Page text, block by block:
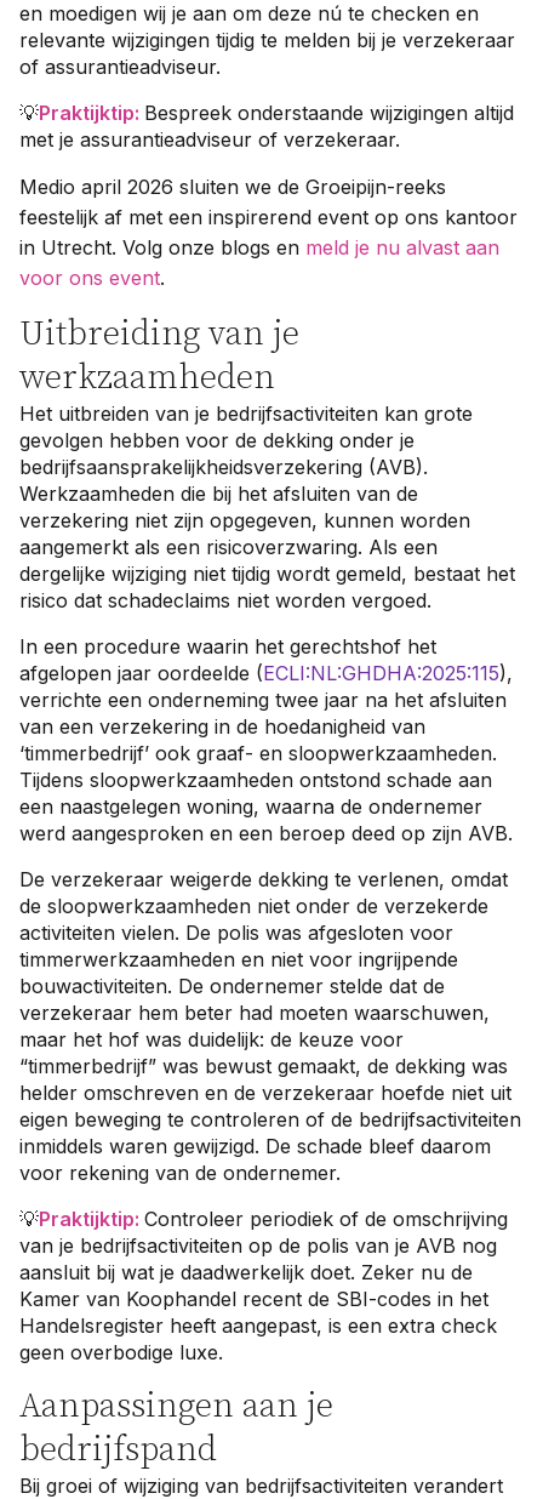
en moedigen wij je aan om deze nú te checken en
relevante wijzigingen tijdig te melden bij je verzekeraar
of assurantieadviseur.
💡Praktijktip: Bespreek onderstaande wijzigingen altijd
met je assurantieadviseur of verzekeraar.
Medio april 2026 sluiten we de Groeipijn-reeks
feestelijk af met een inspirerend event op ons kantoor
in Utrecht. Volg onze blogs en meld je nu alvast aan
voor ons event.
Uitbreiding van je
werkzaamheden
Het uitbreiden van je bedrijfsactiviteiten kan grote
gevolgen hebben voor de dekking onder je
bedrijfsaansprakelijkheidsverzekering (AVB).
Werkzaamheden die bij het afsluiten van de
verzekering niet zijn opgegeven, kunnen worden
aangemerkt als een risicoverzwaring. Als een
dergelijke wijziging niet tijdig wordt gemeld, bestaat het
risico dat schadeclaims niet worden vergoed.
In een procedure waarin het gerechtshof het
afgelopen jaar oordeelde (ECLI:NL:GHDHA:2025:115),
verrichte een onderneming twee jaar na het afsluiten
van een verzekering in de hoedanigheid van
‘timmerbedrijf’ ook graaf- en sloopwerkzaamheden.
Tijdens sloopwerkzaamheden ontstond schade aan
een naastgelegen woning, waarna de ondernemer
werd aangesproken en een beroep deed op zijn AVB.
De verzekeraar weigerde dekking te verlenen, omdat
de sloopwerkzaamheden niet onder de verzekerde
activiteiten vielen. De polis was afgesloten voor
timmerwerkzaamheden en niet voor ingrijpende
bouwactiviteiten. De ondernemer stelde dat de
verzekeraar hem beter had moeten waarschuwen,
maar het hof was duidelijk: de keuze voor
“timmerbedrijf” was bewust gemaakt, de dekking was
helder omschreven en de verzekeraar hoefde niet uit
eigen beweging te controleren of de bedrijfsactiviteiten
inmiddels waren gewijzigd. De schade bleef daarom
voor rekening van de ondernemer.
💡Praktijktip: Controleer periodiek of de omschrijving
van je bedrijfsactiviteiten op de polis van je AVB nog
aansluit bij wat je daadwerkelijk doet. Zeker nu de
Kamer van Koophandel recent de SBI-codes in het
Handelsregister heeft aangepast, is een extra check
geen overbodige luxe.
Aanpassingen aan je
bedrijfspand
Bij groei of wijziging van bedrijfsactiviteiten verandert